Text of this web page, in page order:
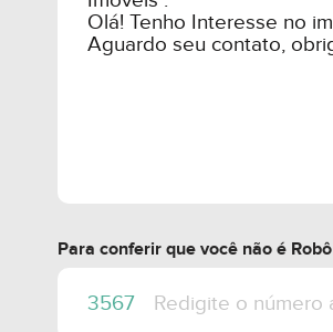
Para conferir que você não é Robô